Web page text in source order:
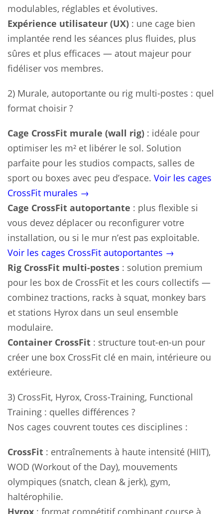
modulables, réglables et évolutives.
Expérience utilisateur (UX) : une cage bien
implantée rend les séances plus fluides, plus
sûres et plus efficaces — atout majeur pour
fidéliser vos membres.
2) Murale, autoportante ou rig multi-postes : quel
format choisir ?
Cage CrossFit murale (wall rig) : idéale pour
optimiser les m² et libérer le sol. Solution
parfaite pour les studios compacts, salles de
sport ou boxes avec peu d’espace. Voir les cages
CrossFit murales →
Cage CrossFit autoportante : plus flexible si
vous devez déplacer ou reconfigurer votre
installation, ou si le mur n’est pas exploitable.
Voir les cages CrossFit autoportantes →
Rig CrossFit multi-postes : solution premium
pour les box de CrossFit et les cours collectifs —
combinez tractions, racks à squat, monkey bars
et stations Hyrox dans un seul ensemble
modulaire.
Container CrossFit : structure tout-en-un pour
créer une box CrossFit clé en main, intérieure ou
extérieure.
3) CrossFit, Hyrox, Cross-Training, Functional
Training : quelles différences ?
Nos cages couvrent toutes ces disciplines :
CrossFit : entraînements à haute intensité (HIIT),
WOD (Workout of the Day), mouvements
olympiques (snatch, clean & jerk), gym,
haltérophilie.
Hyrox : format compétitif combinant course à